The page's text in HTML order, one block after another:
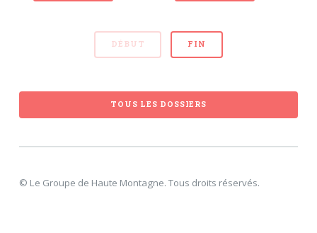
DÉBUT FIN
TOUS LES DOSSIERS
© Le Groupe de Haute Montagne. Tous droits réservés.